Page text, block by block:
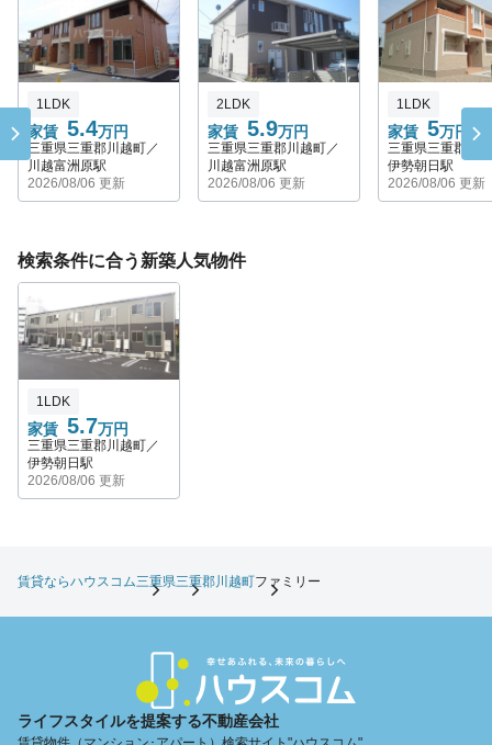
1LDK
家賃 5.4万円
三重県三重郡川越町／
川越富洲原駅
2026/08/06 更新
2LDK
家賃 5.9万円
三重県三重郡川越町／
川越富洲原駅
2026/08/06 更新
1LDK
家賃 5万円
三重県三重郡川
伊勢朝日駅
2026/08/06 更新
検索条件に合う新築人気物件
1LDK
家賃 5.7万円
三重県三重郡川越町／
伊勢朝日駅
2026/08/06 更新
賃貸ならハウスコム三重県三重郡川越町ファミリー
ライフスタイルを提案する不動産会社